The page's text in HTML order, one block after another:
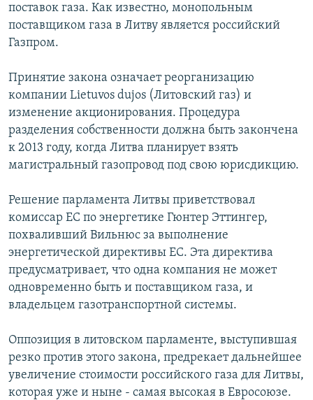
Все сайты РСЕ/РС
поставок газа. Как известно, монопольным
поставщиком газа в Литву является российский
Газпром.
Принятие закона означает реорганизацию
компании Lietuvos dujos (Литовский газ) и
изменение акционирования. Процедура
разделения собственности должна быть закончена
к 2013 году, когда Литва планирует взять
магистральный газопровод под свою юрисдикцию.
Решение парламента Литвы приветствовал
комиссар ЕС по энергетике Гюнтер Эттингер,
похваливший Вильнюс за выполнение
энергетической директивы ЕС. Эта директива
предусматривает, что одна компания не может
одновременно быть и поставщиком газа, и
владельцем газотранспортной системы.
Оппозиция в литовском парламенте, выступившая
резко против этого закона, предрекает дальнейшее
увеличение стоимости российского газа для Литвы,
которая уже и ныне - самая высокая в Евросоюзе.